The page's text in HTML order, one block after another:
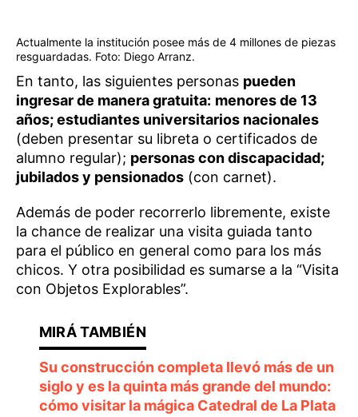
Actualmente la institución posee más de 4 millones de piezas
resguardadas. Foto: Diego Arranz.
En tanto, las siguientes personas pueden
ingresar de manera gratuita: menores de 13
años; estudiantes universitarios nacionales
(deben presentar su libreta o certificados de
alumno regular); personas con discapacidad;
jubilados y pensionados (con carnet).
Además de poder recorrerlo libremente, existe
la chance de realizar una visita guiada tanto
para el público en general como para los más
chicos. Y otra posibilidad es sumarse a la “Visita
con Objetos Explorables”.
Su construcción completa llevó más de un
siglo y es la quinta más grande del mundo:
cómo visitar la mágica Catedral de La Plata